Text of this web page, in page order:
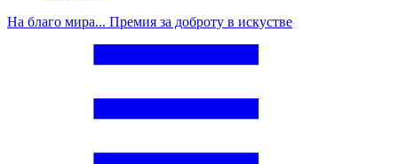
На благо мира... Премия за доброту в искустве